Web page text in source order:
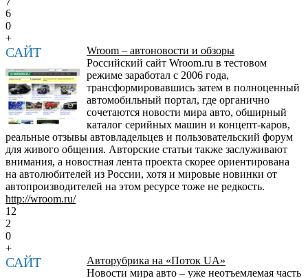
6
0
+
САЙТ
Wroom – автоновости и обзоры
Российский сайт Wroom.ru в тестовом
режиме заработал с 2006 года,
трансформировавшись затем в полноценный
автомобильный портал, где органично
сочетаются новости мира авто, обширный
каталог серийных машин и концепт-каров,
реальные отзывы автовладельцев и пользовательский форум
для живого общения. Авторские статьи также заслуживают
внимания, а новостная лента проекта скорее ориентирована
на автолюбителей из России, хотя и мировые новинки от
автопроизводителей на этом ресурсе тоже не редкость.
http://wroom.ru/
12
2
0
+
САЙТ
Авторубрика на «Поток UA»
Новости мира авто – уже неотъемлемая часть